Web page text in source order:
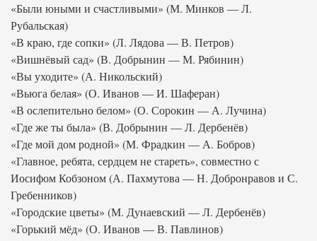
«Были юными и счастливыми» (М. Минков — Л.
Рубальская)
«В краю, где сопки» (Л. Лядова — В. Петров)
«Вишнёвый сад» (В. Добрынин — М. Рябинин)
«Вы уходите» (А. Никольский)
«Вьюга белая» (О. Иванов — И. Шаферан)
«В ослепительно белом» (О. Сорокин — А. Лучина)
«Где же ты была» (В. Добрынин — Л. Дербенёв)
«Где мой дом родной» (М. Фрадкин — А. Бобров)
«Главное, ребята, сердцем не стареть», совместно с
Иосифом Кобзоном (А. Пахмутова — Н. Добронравов и С.
Гребенников)
«Городские цветы» (М. Дунаевский — Л. Дербенёв)
«Горький мёд» (О. Иванов — В. Павлинов)